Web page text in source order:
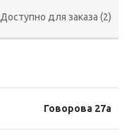
Доступно для заказа (2)
Говорова 27а